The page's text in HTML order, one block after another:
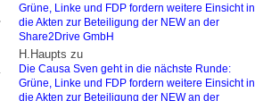
Grüne, Linke und FDP fordern weitere Einsicht in
die Akten zur Beteiligung der NEW an der
Share2Drive GmbH
H.Haupts zu
Die Causa Sven geht in die nächste Runde:
Grüne, Linke und FDP fordern weitere Einsicht in
die Akten zur Beteiligung der NEW an der